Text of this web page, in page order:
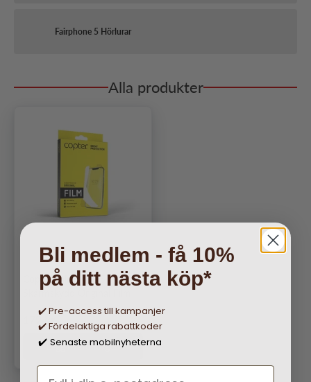
Fairphone 5 Hörlurar
Alla produkter
Copter Fairphone 5
Skärmskydd Original Film
Ordinarie pris
179 kr
Lägg i varukorgen
Bli medlem - få 10%
på ditt nästa köp*
✔️ Pre-access till kampanjer
✔️ Fördelaktiga rabattkoder
✔️ Senaste mobilnyheterna